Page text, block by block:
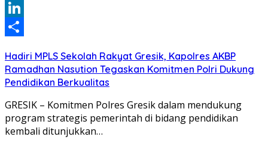
WhatsApp
LinkedIn
Hadiri MPLS Sekolah Rakyat Gresik, Kapolres AKBP
Ramadhan Nasution Tegaskan Komitmen Polri Dukung
Pendidikan Berkualitas
GRESIK – Komitmen Polres Gresik dalam mendukung
program strategis pemerintah di bidang pendidikan
kembali ditunjukkan…